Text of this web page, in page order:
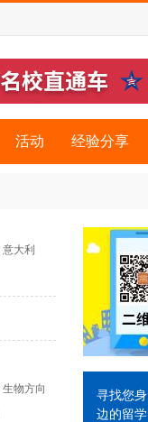
活动 经验分享
意大利
生物方向
寻找您身
边的留学